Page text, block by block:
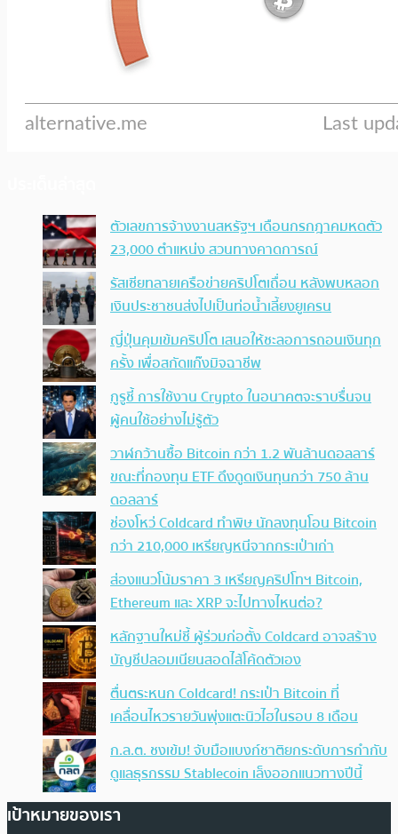
ตัวเลขการจ้างงานสหรัฐฯ เดือนกรกฎาคมหดตัว
23,000 ตำแหน่ง สวนทางคาดการณ์
รัสเซียทลายเครือข่ายคริปโตเถื่อน หลังพบหลอก
เงินประชาชนส่งไปเป็นท่อน้ำเลี้ยงยูเครน
ญี่ปุ่นคุมเข้มคริปโต เสนอให้ชะลอการถอนเงินทุก
ครั้ง เพื่อสกัดแก๊งมิจฉาชีพ
กูรูชี้ การใช้งาน Crypto ในอนาคตจะราบรื่นจน
ผู้คนใช้อย่างไม่รู้ตัว
วาฬกว้านซื้อ Bitcoin กว่า 1.2 พันล้านดอลลาร์
ขณะที่กองทุน ETF ดึงดูดเงินทุนกว่า 750 ล้าน
ดอลลาร์
ช่องโหว่ Coldcard ทำพิษ นักลงทุนโอน Bitcoin
กว่า 210,000 เหรียญหนีจากกระเป๋าเก่า
ส่องแนวโน้มราคา 3 เหรียญคริปโทฯ Bitcoin,
Ethereum และ XRP จะไปทางไหนต่อ?
หลักฐานใหม่ชี้ ผู้ร่วมก่อตั้ง Coldcard อาจสร้าง
บัญชีปลอมเนียนสอดไส้โค้ดตัวเอง
ตื่นตระหนก Coldcard! กระเป๋า Bitcoin ที่
เคลื่อนไหวรายวันพุ่งแตะนิวไฮในรอบ 8 เดือน
ก.ล.ต. ชงเข้ม! จับมือแบงก์ชาติยกระดับการกำกับ
ดูแลธุรกรรม Stablecoin เล็งออกแนวทางปีนี้
เป้าหมายของเรา